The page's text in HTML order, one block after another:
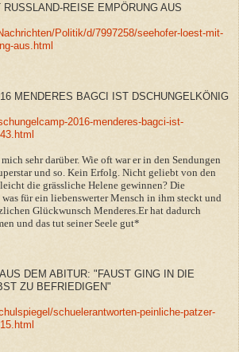
REISE EMPÖRUNG AUS
Politik/d/7997258/seehofer-loest-mit-
aus.html
MENDERES BAGCI IST DSCHUNGELKÖNIG
2016-menderes-bagci-ist-
sehr darüber. Wie oft war er in den Sendungen
und so. Kein Erfolg. Nicht geliebt von den
die grässliche Helene gewinnen? Die
was für ein liebenswerter Mensch in ihm steckt und
Glückwunsch Menderes.Er hat dadurch
und das tut seiner Seele gut*
DEM ABITUR: "FAUST GING IN DIE
ZU BEFRIEDIGEN"
schuelerantworten-peinliche-patzer-